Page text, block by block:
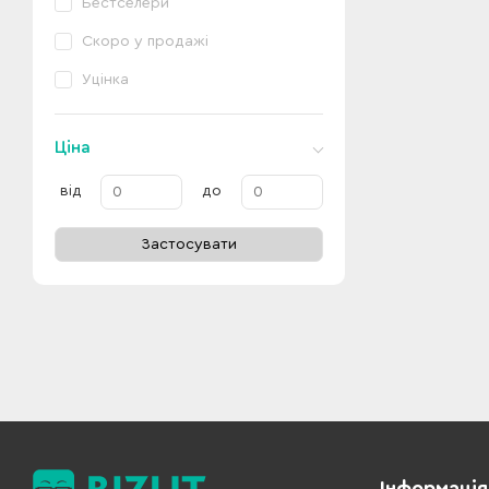
Бестселери
Скоро у продажі
Уцінка
Ціна
від до
Застосувати